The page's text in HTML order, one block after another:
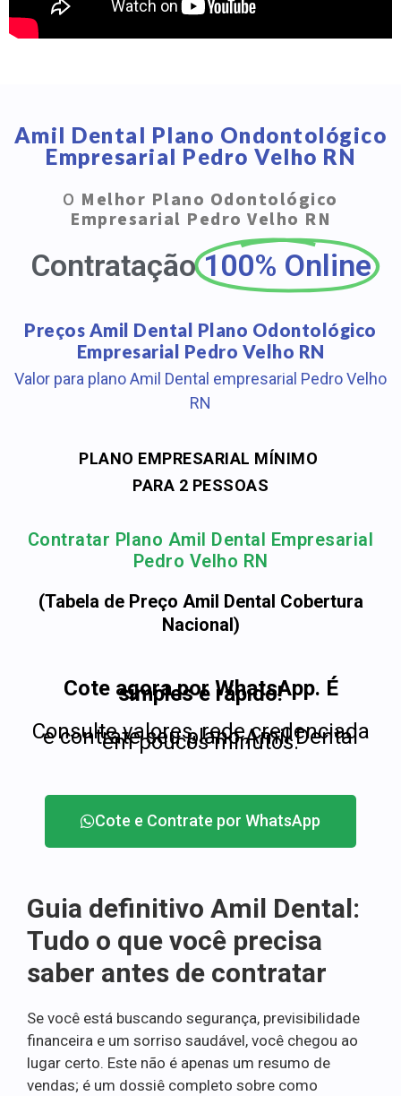
Amil Dental Plano Ondontológico
Empresarial Pedro Velho RN
O Melhor Plano Odontológico
Empresarial Pedro Velho RN
Contratação 100% Online
Preços Amil Dental Plano Odontológico
Empresarial Pedro Velho RN
Valor para plano Amil Dental empresarial Pedro Velho
RN
PLANO EMPRESARIAL MÍNIMO
PARA 2 PESSOAS
Contratar Plano Amil Dental Empresarial
Pedro Velho RN
(Tabela de Preço Amil Dental Cobertura
Nacional)
Cote agora por WhatsApp. É
simples e rápido!
Consulte valores, rede credenciada
e contrate seu plano Amil Dental
em poucos minutos.
Cote e Contrate por WhatsApp
Guia definitivo Amil Dental:
Tudo o que você precisa
saber antes de contratar
Se você está buscando segurança, previsibilidade
financeira e um sorriso saudável, você chegou ao
lugar certo. Este não é apenas um resumo de
vendas; é um dossiê completo sobre como